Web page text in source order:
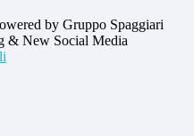
by Gruppo Spaggiari
& New Social Media